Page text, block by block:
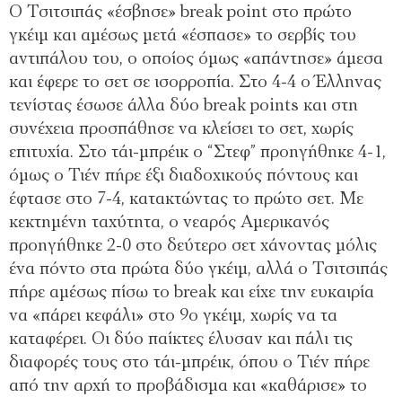
Ο Τσιτσιπάς «έσβησε» break point στο πρώτο
γκέιμ και αμέσως μετά «έσπασε» το σερβίς του
αντιπάλου του, ο οποίος όμως «απάντησε» άμεσα
και έφερε το σετ σε ισορροπία. Στο 4-4 ο Έλληνας
τενίστας έσωσε άλλα δύο break points και στη
συνέχεια προσπάθησε να κλείσει το σετ, χωρίς
επιτυχία. Στο τάι-μπρέικ ο “Στεφ” προηγήθηκε 4-1,
όμως ο Τιέν πήρε έξι διαδοχικούς πόντους και
έφτασε στο 7-4, κατακτώντας το πρώτο σετ. Με
κεκτημένη ταχύτητα, ο νεαρός Αμερικανός
προηγήθηκε 2-0 στο δεύτερο σετ χάνοντας μόλις
ένα πόντο στα πρώτα δύο γκέιμ, αλλά ο Τσιτσιπάς
πήρε αμέσως πίσω το break και είχε την ευκαιρία
να «πάρει κεφάλι» στο 9ο γκέιμ, χωρίς να τα
καταφέρει. Οι δύο παίκτες έλυσαν και πάλι τις
διαφορές τους στο τάι-μπρέικ, όπου ο Τιέν πήρε
από την αρχή το προβάδισμα και «καθάρισε» το